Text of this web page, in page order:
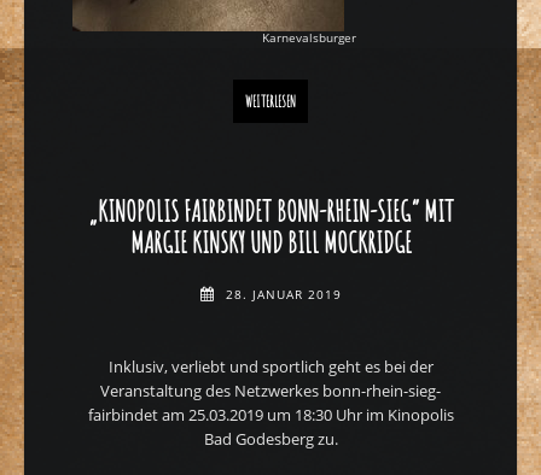
Karnevalsburger
WEITERLESENBONNER PRINZENPAAR ZU GAST IM GODESBURGER
„KINOPOLIS FAIRBINDET BONN-RHEIN-SIEG“ MIT
MARGIE KINSKY UND BILL MOCKRIDGE
28. JANUAR 2019
Inklusiv, verliebt und sportlich geht es bei der
Veranstaltung des Netzwerkes bonn-rhein-sieg-
fairbindet am 25.03.2019 um 18:30 Uhr im Kinopolis
Bad Godesberg zu.